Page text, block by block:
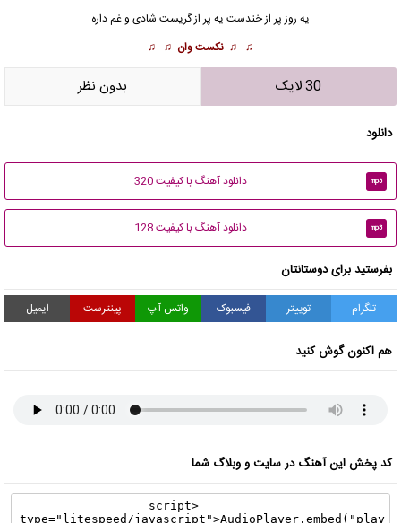
یه روز پر از خندست یه پر از گریست شادی و غم داره
♫ ♫ نکست وان ♫ ♫
30 لایک بدون نظر
دانلود
mp3 دانلود آهنگ با کیفیت 320
mp3 دانلود آهنگ با کیفیت 128
بفرستید برای دوستانتان
تلگرام توییتر فیسبوک واتس آپ پینترست ایمیل
هم اکنون گوش کنید
کد پخش این آهنگ در سایت و وبلاگ شما